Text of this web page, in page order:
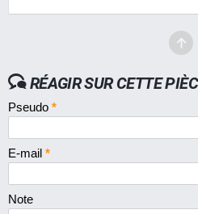
RÉAGIR SUR CETTE
Pseudo *
E-mail *
Note